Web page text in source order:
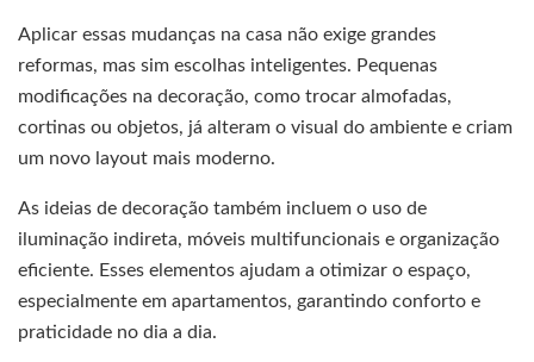
Aplicar essas mudanças na casa não exige grandes
reformas, mas sim escolhas inteligentes. Pequenas
modificações na decoração, como trocar almofadas,
cortinas ou objetos, já alteram o visual do ambiente e criam
um novo layout mais moderno.
As ideias de decoração também incluem o uso de
iluminação indireta, móveis multifuncionais e organização
eficiente. Esses elementos ajudam a otimizar o espaço,
especialmente em apartamentos, garantindo conforto e
praticidade no dia a dia.